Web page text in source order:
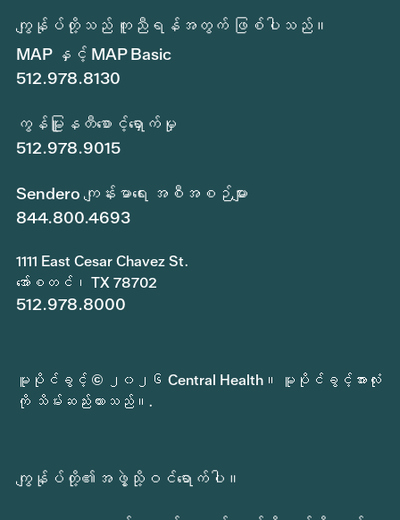
ကျွန်ုပ်တို့သည် ကူညီရန်အတွက် ဖြစ်ပါသည်။
MAP နှင့် MAP Basic
512.978.8130
ကွန်မြူနတီစောင့်ရှောက်မှု
512.978.9015
Sendero ကျန်းမာရေး အစီအစဉ်များ
844.800.4693
1111 East Cesar Chavez St.
အော်စတင်၊ TX 78702
512.978.8000
မူပိုင်ခွင့် © ၂၀၂၆ Central Health။ မူပိုင်ခွင့်အားလုံး
ကို သိမ်းဆည်းထားသည်။.
ကျွန်ုပ်တို့၏အဖွဲ့သို့ဝင်ရောက်ပါ။